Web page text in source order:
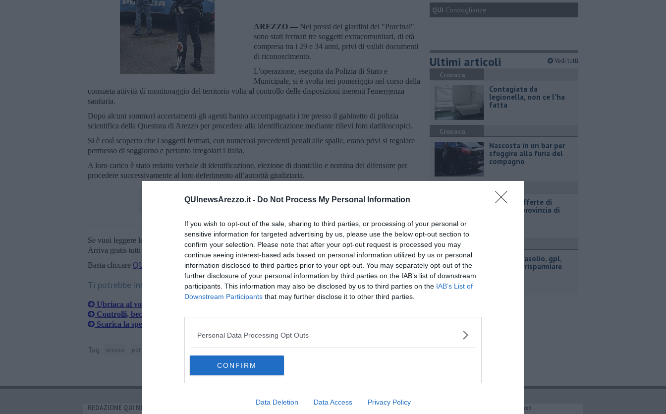
QUInewsArezzo.it - Do Not Process My Personal Information
If you wish to opt-out of the sale, sharing to third parties, or processing of your personal or
sensitive information for targeted advertising by us, please use the below opt-out section to
confirm your selection. Please note that after your opt-out request is processed you may
continue seeing interest-based ads based on personal information utilized by us or personal
information disclosed to third parties prior to your opt-out. You may separately opt-out of the
further disclosure of your personal information by third parties on the IAB’s list of downstream
participants. This information may also be disclosed by us to third parties on the IAB’s List of
Downstream Participants that may further disclose it to other third parties.
Personal Data Processing Opt Outs
CONFIRM
Data Deletion Data Access Privacy Policy
AREZZO — Nei pressi dei giardini del "Porcinai"
sono stati fermati tre soggetti extracomunitari, di età
compresa tra i 29 e 34 anni, privi di validi documenti
di riconoscimento.
L'operazione, eseguita da Polizia di Stato e
Municipale, si è svolta ieri pomeriggio nel corso della
consueta attività di monitoraggio del territorio volta al controllo delle disposizioni inerenti l'emergenza
sanitaria.
Dopo alcuni sommari accertamenti gli agenti hanno accompagnato i tre presso il gabinetto di polizia
scientifica della Questura di Arezzo per procedere alla identificazione mediante rilievi foto dattiloscopici.
Si è così scoperto che i soggetti fermati, con numerosi precedenti penali alle spalle, erano privi si regolare
permesso di soggiorno e pertanto irregolari i Italia.
A loro carico è stato redatto verbale di identificazione, elezione di domicilio e nomina del difensore per
procedere successivamente al loro deferimento all’autorità giudiziaria.
Se vuoi leggere le notizie principali della Toscana iscriviti alla
Newsletter QUInews - ToscanaMedia.
Arriva gratis tutti i giorni alle 20:00 direttamente nella tua casella di posta.
Basta cliccare QUI
Ti potrebbe interessare anche:
Ubriaca al volante e senza autocertificazione
Controlli, beccato minorenne alla guida di un'auto
Scarica la spesa dall'auto, ladro le ruba la borsa
Tag arezzo polizia di stato polizia questura
QUI Condoglianze
Ultimi articoli Vedi tutti
Cronaca
Contagiata da
legionella, non ce l'ha
fatta
Cronaca
Nascosta in un bar per
sfuggire alla furia del
compagno
​Tutte le offerte di
lavoro in provincia di
Attualità
​Benzina, gasolio, gpl,
ecco dove risparmiare
REDAZIONE QUI NEWS
RUBRICHE
IL NETWORK QuiNews.net